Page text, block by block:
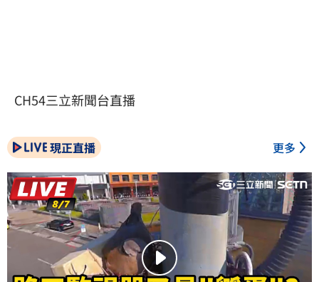
CH54三立新聞台直播
現正直播 更多